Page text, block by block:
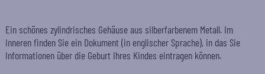
Ein schönes zylindrisches Gehäuse aus silberfarbenem Metall. Im
Inneren finden Sie ein Dokument (in englischer Sprache), in das Sie
Informationen über die Geburt Ihres Kindes eintragen können.